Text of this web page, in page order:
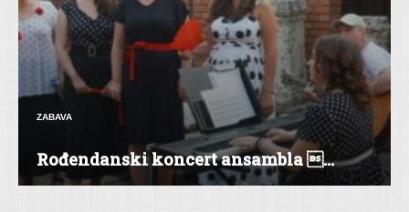
ZABAVA
Rođendanski koncert ansambla ...